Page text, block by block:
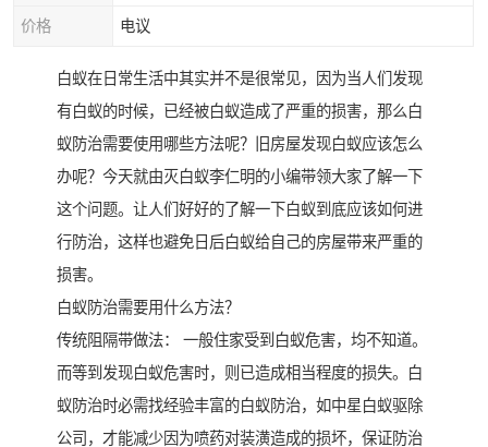
价格 电议
白蚁在日常生活中其实并不是很常见，因为当人们发现
有白蚁的时候，已经被白蚁造成了严重的损害，那么白
蚁防治需要使用哪些方法呢？旧房屋发现白蚁应该怎么
办呢？今天就由灭白蚁李仁明的小编带领大家了解一下
这个问题。让人们好好的了解一下白蚁到底应该如何进
行防治，这样也避免日后白蚁给自己的房屋带来严重的
损害。
白蚁防治需要用什么方法？
传统阻隔带做法： 一般住家受到白蚁危害，均不知道。
而等到发现白蚁危害时，则已造成相当程度的损失。白
蚁防治时必需找经验丰富的白蚁防治，如中星白蚁驱除
公司，才能减少因为喷药对装潢造成的损坏，保证防治